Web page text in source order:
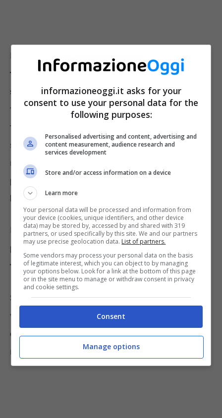
Nel primo caso possiamo
tentare il tutto per
tutto anche se la pianta è colma di acqua e
sta marcendo.Dobbiamo per prima cosa
toglierla dal vaso ed eliminare il terriccio
troppo bagnato, insieme alle radici che ormai
sono morte. La pulizia va fatta delicatamente
ma bisogna fare un lavoro completo. Poi
prendiamo del nuovo terriccio e rinvasiamo
la pianta.
Naturalmenteper qualche tempo non andrà
più irrigata, in modo da farle assorbire
tutta l’umidità che si era accumulata.
Se invece, di contro, siamo partiti per le
vacanze e abbiamo lasciato le
completamente senza acqua, possiamo
rimediare in questo modo:
informazioneoggi.it asks for your
consent to use your personal data for the
following purposes:
Personalised advertising and content, advertising and
content measurement, audience research and
services development
Store and/or access information on a device
Learn more
Your personal data will be processed and information from
your device (cookies, unique identifiers, and other device
data) may be stored by, accessed by and shared with 319
partners, or used specifically by this site. We and our partners
may use precise geolocation data. List of partners.
Some vendors may process your personal data on the basis
of legitimate interest, which you can object to by managing
your options below. Look for a link at the bottom of this page
or in the site menu to manage or withdraw consent in privacy
and cookie settings.
Consent
Manage options